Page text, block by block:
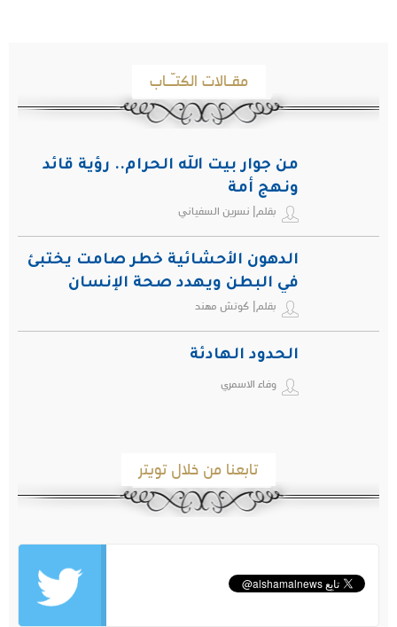
مقـالات الكتـّـاب
من جوار بيت الله الحرام.. رؤية قائد
ونهج أمة
بقلم| نسرين السفياني
الدهون الأحشائية خطر صامت يختبئ
في البطن ويهدد صحة الإنسان
بقلم| كوتش مهند
الحدود الهادئة
وفاء الاسمري
تابعنا من خلال تويتر